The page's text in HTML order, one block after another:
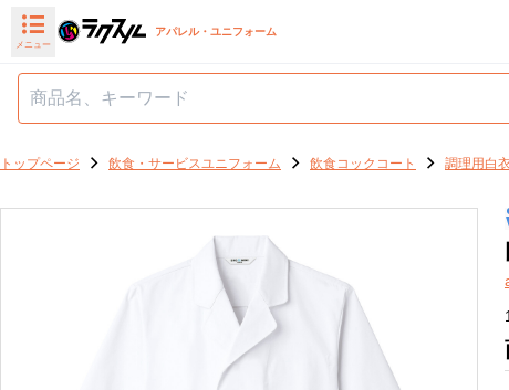
メニュー
アパレル・ユニフォーム
トップページ 飲食・サービスユニフォーム 飲食コックコート 調理用白